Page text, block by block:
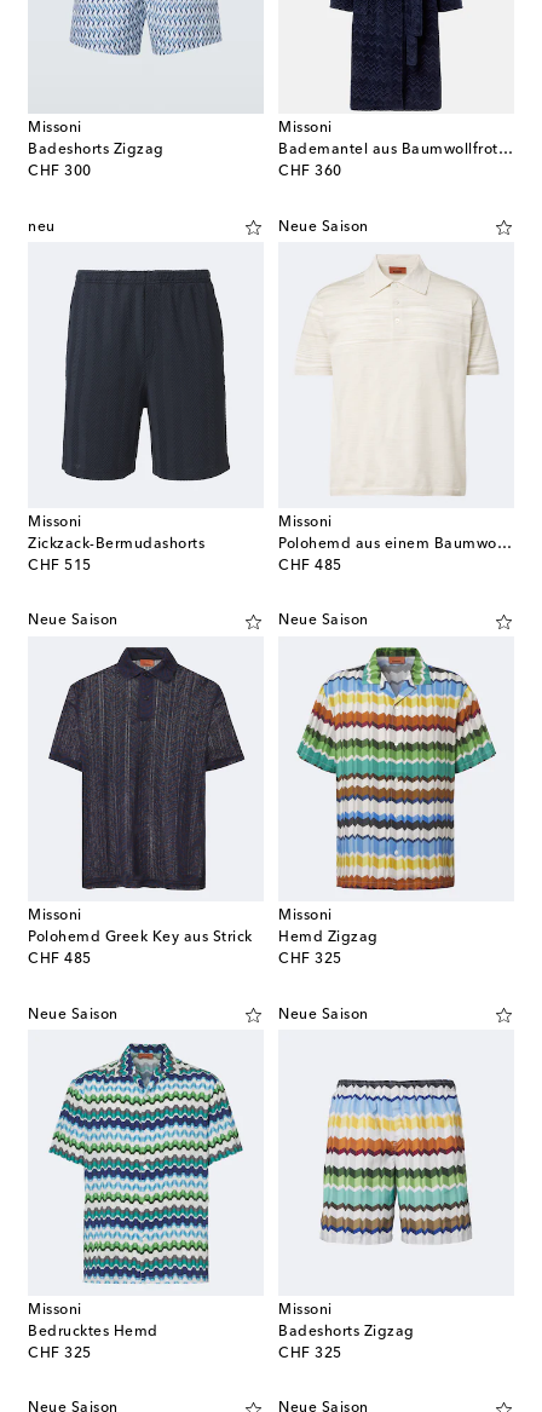
Missoni
Badeshorts Zigzag
CHF 300
original price
Missoni
Bademantel aus Baumwollfrottee
CHF 360
original price
neu
Missoni
Zickzack-Bermudashorts
CHF 515
original price
Neue Saison
Missoni
Polohemd aus einem Baumwollgemisch
CHF 485
original price
Neue Saison
Missoni
Polohemd Greek Key aus Strick
CHF 485
original price
Neue Saison
Missoni
Hemd Zigzag
CHF 325
original price
Neue Saison
Missoni
Bedrucktes Hemd
CHF 325
original price
Neue Saison
Missoni
Badeshorts Zigzag
CHF 325
original price
Neue Saison Neue Saison